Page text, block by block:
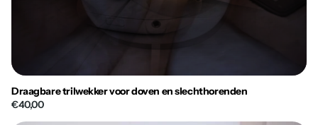
Draagbare trilwekker voor doven en slechthorenden
€40,00